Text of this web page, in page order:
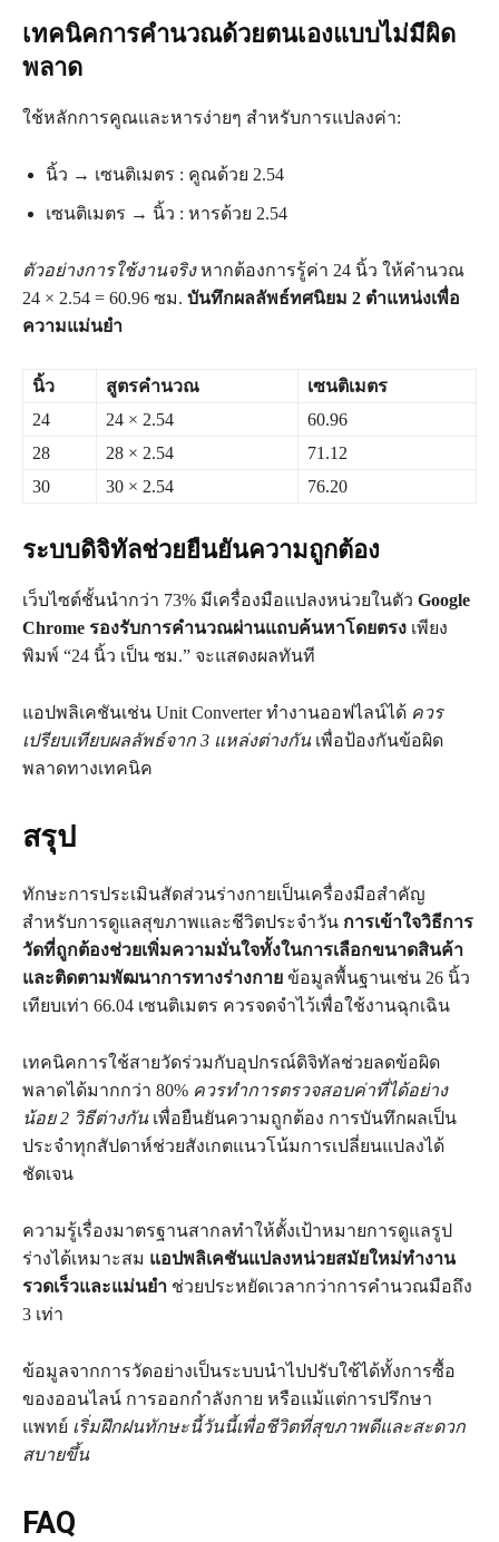
เทคนิคการคำนวณด้วยตนเองแบบไม่มีผิด
พลาด
ใช้หลักการคูณและหารง่ายๆ สำหรับการแปลงค่า:
นิ้ว → เซนติเมตร : คูณด้วย 2.54
เซนติเมตร → นิ้ว : หารด้วย 2.54
ตัวอย่างการใช้งานจริงหากต้องการรู้ค่า 24 นิ้ว ให้คำนวณ
24 × 2.54 = 60.96 ซม. บันทึกผลลัพธ์ทศนิยม 2 ตำแหน่งเพื่อ
ความแม่นยำ
นิ้ว สูตรคำนวณ
เซนติเมตร
24
24 × 2.54
60.96
28
28 × 2.54
71.12
30
30 × 2.54 76.20
ระบบดิจิทัลช่วยยืนยันความถูกต้อง
เว็บไซต์ชั้นนำกว่า 73% มีเครื่องมือแปลงหน่วยในตัว Google
Chrome รองรับการคำนวณผ่านแถบค้นหาโดยตรง เพียง
พิมพ์ “24 นิ้ว เป็น ซม.” จะแสดงผลทันที
แอปพลิเคชันเช่น Unit Converter ทำงานออฟไลน์ได้ ควร
เปรียบเทียบผลลัพธ์จาก 3 แหล่งต่างกัน เพื่อป้องกันข้อผิด
พลาดทางเทคนิค
สรุป
ทักษะการประเมินสัดส่วนร่างกายเป็นเครื่องมือสำคัญ
สำหรับการดูแลสุขภาพและชีวิตประจำวัน การเข้าใจวิธีการ
วัดที่ถูกต้องช่วยเพิ่มความมั่นใจทั้งในการเลือกขนาดสินค้า
และติดตามพัฒนาการทางร่างกาย ข้อมูลพื้นฐานเช่น 26 นิ้ว
เทียบเท่า 66.04 เซนติเมตร ควรจดจำไว้เพื่อใช้งานฉุกเฉิน
เทคนิคการใช้สายวัดร่วมกับอุปกรณ์ดิจิทัลช่วยลดข้อผิด
พลาดได้มากกว่า 80% ควรทำการตรวจสอบค่าที่ได้อย่าง
น้อย 2 วิธีต่างกัน เพื่อยืนยันความถูกต้อง การบันทึกผลเป็น
ประจำทุกสัปดาห์ช่วยสังเกตแนวโน้มการเปลี่ยนแปลงได้
ชัดเจน
ความรู้เรื่องมาตรฐานสากลทำให้ตั้งเป้าหมายการดูแลรูป
ร่างได้เหมาะสม แอปพลิเคชันแปลงหน่วยสมัยใหม่ทำงาน
รวดเร็วและแม่นยำ ช่วยประหยัดเวลากว่าการคำนวณมือถึง
3 เท่า
ข้อมูลจากการวัดอย่างเป็นระบบนำไปปรับใช้ได้ทั้งการซื้อ
ของออนไลน์ การออกกำลังกาย หรือแม้แต่การปรึกษา
แพทย์ เริ่มฝึกฝนทักษะนี้วันนี้เพื่อชีวิตที่สุขภาพดีและสะดวก
สบายขึ้น
FAQ